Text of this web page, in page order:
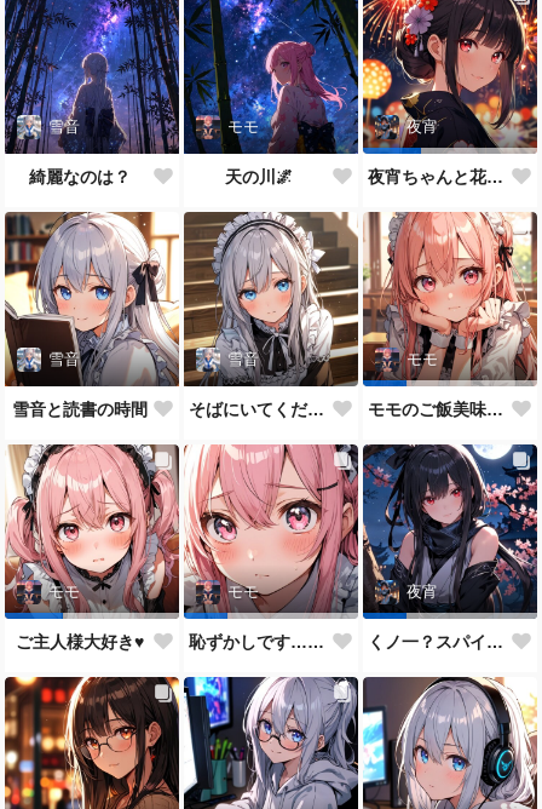
雪音
綺麗なのは？
モモ
天の川🌌
夜宵
夜宵ちゃんと花火大会
雪音
雪音と読書の時間
雪音
そばにいてください♥
モモ
モモのご飯美味しい？
モモ
ご主人様大好き♥
モモ
恥ずかしです…ご主人様♥
夜宵
くノ一？スパイ？どっちがいいかな？